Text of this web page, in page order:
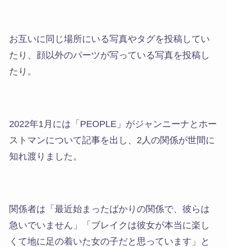
お互いに同じ場所にいる写真やタグを投稿してい
たり、顔以外のパーツが写っている写真を投稿し
たり。
2022年1月には「PEOPLE」がジャンニーナとホー
ストマンについて記事を出し、2人の関係が世間に
知れ渡りました。
関係者は「最近始まったばかりの関係で、彼らは
急いでいません」「ブレイクは彼女が本当に楽し
くて地に足の着いた女の子だと思っています」と